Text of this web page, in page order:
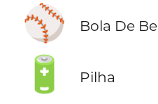
⚾ Bola De
🔋 Pilha